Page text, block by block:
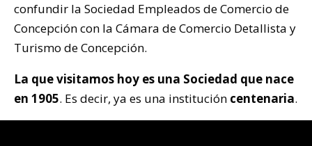
confundir la Sociedad Empleados de Comercio de
Concepción con la Cámara de Comercio Detallista y
Turismo de Concepción.
La que visitamos hoy es una Sociedad que nace
en 1905. Es decir, ya es una institución centenaria.